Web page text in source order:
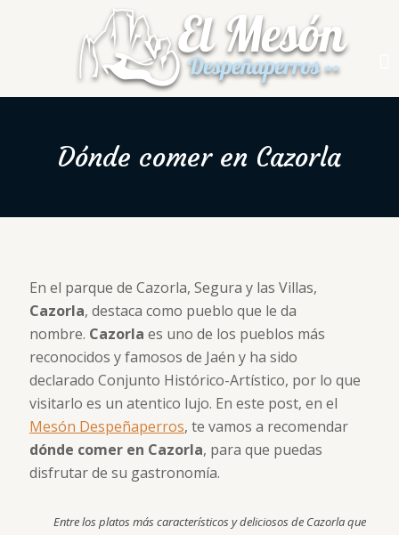
Dónde comer en Cazorla
En el parque de Cazorla, Segura y las Villas,
Cazorla, destaca como pueblo que le da
nombre. Cazorla es uno de los pueblos más
reconocidos y famosos de Jaén y ha sido
declarado Conjunto Histórico-Artístico, por lo que
visitarlo es un atentico lujo. En este post, en el
Mesón Despeñaperros, te vamos a recomendar
dónde comer en Cazorla, para que puedas
disfrutar de su gastronomía.
Entre los platos más característicos y deliciosos de Cazorla que